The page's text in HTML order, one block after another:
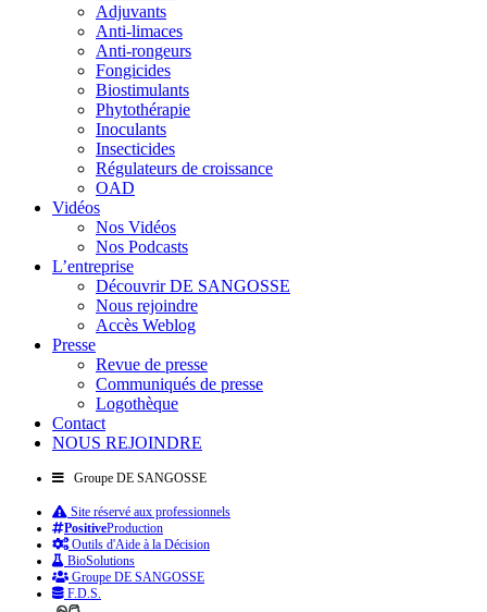
Adjuvants
Anti-limaces
Anti-rongeurs
Fongicides
Biostimulants
Phytothérapie
Inoculants
Insecticides
Régulateurs de croissance
OAD
Vidéos
Nos Vidéos
Nos Podcasts
L’entreprise
Découvrir DE SANGOSSE
Nous rejoindre
Accès Weblog
Presse
Revue de presse
Communiqués de presse
Logothèque
Contact
NOUS REJOINDRE
Groupe DE SANGOSSE
Site réservé aux professionnels
PositiveProduction
Outils d'Aide à la Décision
BioSolutions
Groupe DE SANGOSSE
F.D.S.